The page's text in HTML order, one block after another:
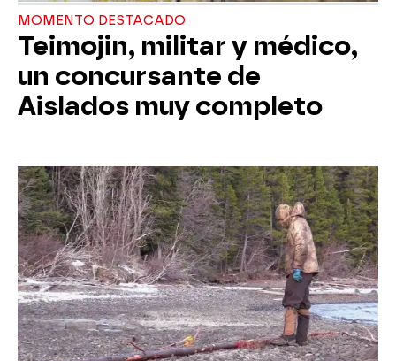
MOMENTO DESTACADO
Teimojin, militar y médico,
un concursante de
Aislados muy completo